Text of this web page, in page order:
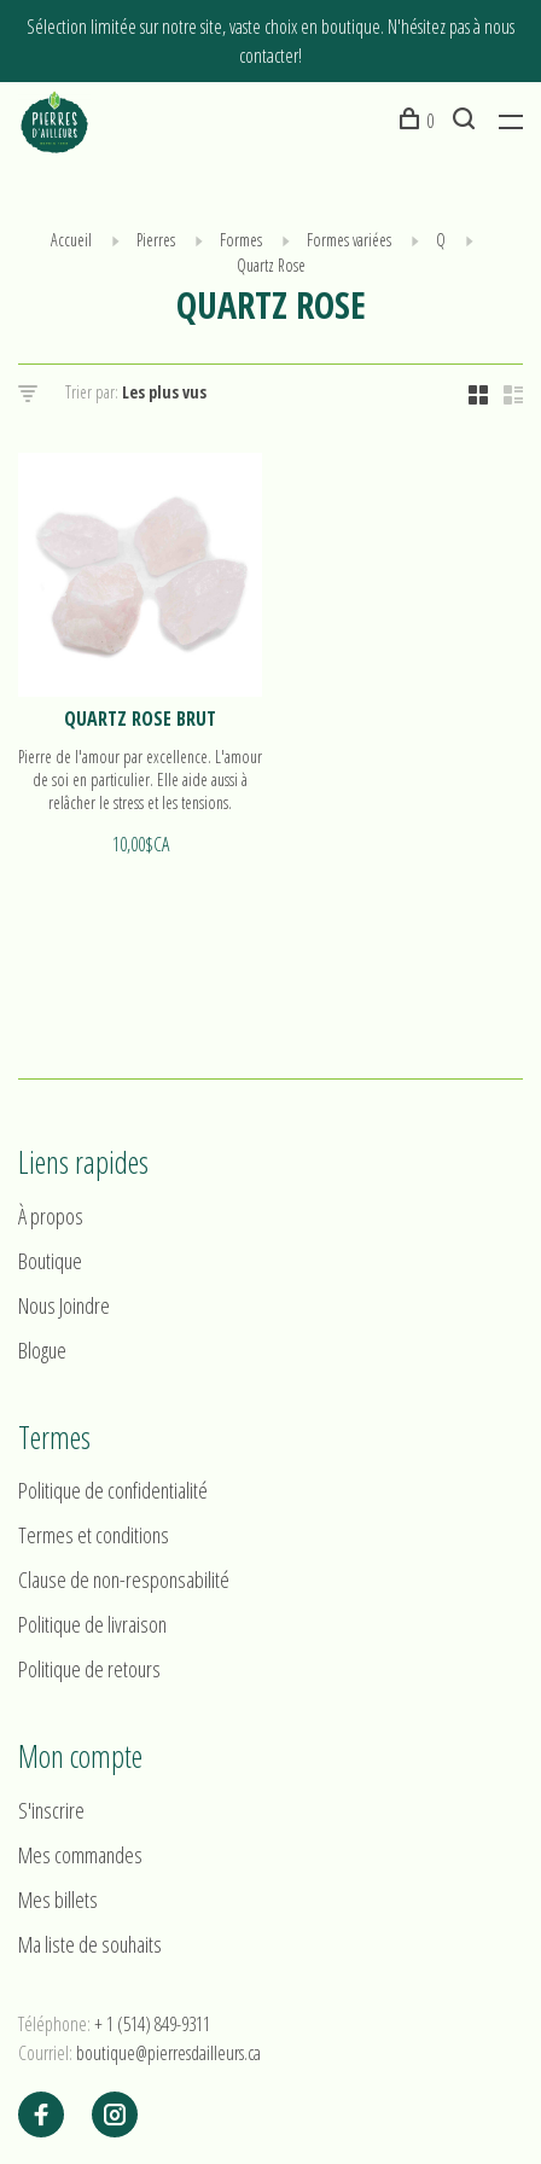
Sélection limitée sur notre site, vaste choix en boutique. N'hésitez pas à nous
contacter!
0
Accueil Pierres Formes Formes variées
Q
Quartz Rose
QUARTZ ROSE
Trier par:
QUARTZ ROSE BRUT
Pierre de l'amour par excellence. L'amour
de soi en particulier. Elle aide aussi à
relâcher le stress et les tensions.
10,00$CA
Liens rapides
À propos
Boutique
Nous Joindre
Blogue
Termes
Politique de confidentialité
Termes et conditions
Clause de non-responsabilité
Politique de livraison
Politique de retours
Mon compte
S'inscrire
Mes commandes
Mes billets
Ma liste de souhaits
Téléphone:+ 1 (514) 849-9311
Courriel: boutique@pierresdailleurs.ca